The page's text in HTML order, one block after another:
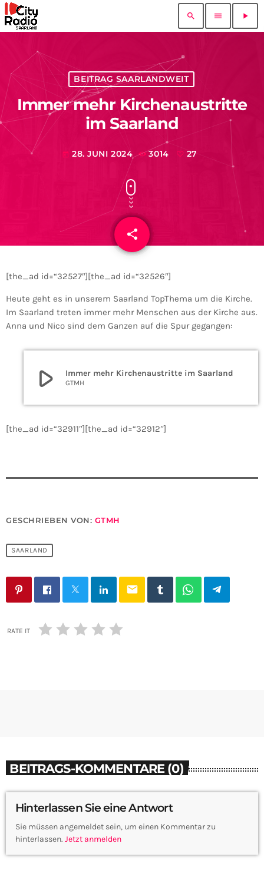
search menu play_arrow
BEITRAG SAARLANDWEIT
Immer mehr Kirchenaustritte
im Saarland
today 28. JUNI 2024 3014 27
share
email
[the_ad id=“32527″][the_ad id=“32526″]
Heute geht es in unserem Saarland TopThema um die Kirche.
Im Saarland treten immer mehr Menschen aus der Kirche aus.
Anna und Nico sind dem Ganzen auf die Spur gegangen:
play_arrow Immer mehr Kirchenaustritte im Saarland
GTMH
[the_ad id=“32911″][the_ad id=“32912″]
GESCHRIEBEN VON: GTMH
SAARLAND
email
RATE IT
BEITRAGS-KOMMENTARE (0)
Hinterlassen Sie eine Antwort
Sie müssen angemeldet sein, um einen Kommentar zu
hinterlassen. Jetzt anmelden